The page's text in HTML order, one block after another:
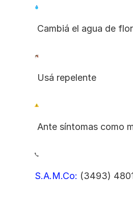
Cambiá el agua de
Usá repelente
Ante síntomas como
S.A.M.Co: (3493)